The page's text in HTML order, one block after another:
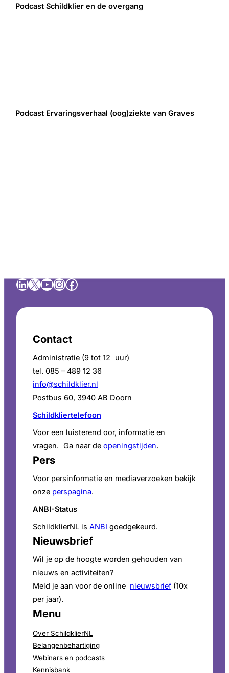
Podcast Schildklier en de overgang
Podcast Ervaringsverhaal (oog)ziekte van Graves
LinkedIn
X YouTube
Instagram
Facebook
Contact
Administratie (9 tot 12 uur)
tel. 085 – 489 12 36
info@schildklier.nl
Postbus 60, 3940 AB Doorn
Schildkliertelefoon
Voor een luisterend oor, informatie en
vragen. Ga naar de openingstijden.
Pers
Voor persinformatie en mediaverzoeken bekijk
onze perspagina.
ANBI-Status
SchildklierNL is ANBI goedgekeurd.
Nieuwsbrief
Wil je op de hoogte worden gehouden van
nieuws en activiteiten?
Meld je aan voor de online nieuwsbrief (10x
per jaar).
Menu
Over SchildklierNL
Belangenbehartiging
Webinars en podcasts
Kennisbank